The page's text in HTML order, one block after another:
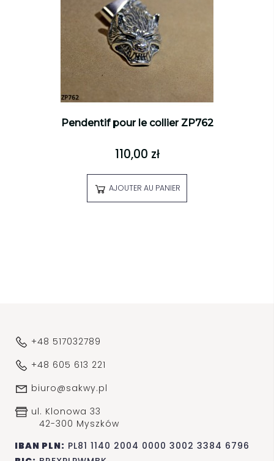
Pendentif pour le collier ZP762
110,00 zł
AJOUTER AU PANIER
+48 517032789
+48 605 613 221
biuro@sakwy.pl
ul. Klonowa 33
42-300 Myszków
IBAN PLN: PL81 1140 2004 0000 3002 3384 6796